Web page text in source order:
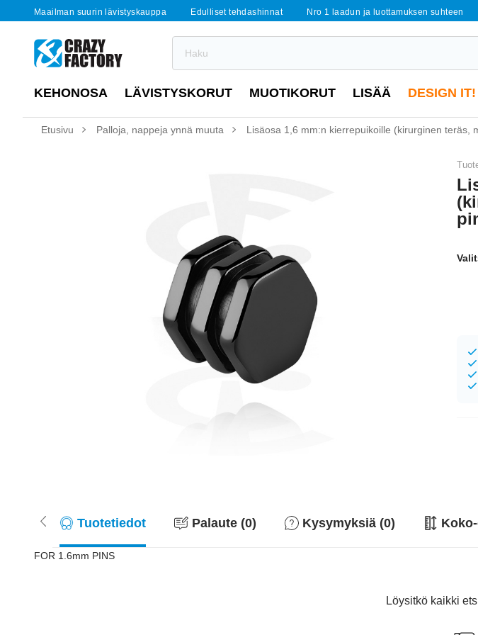
Maailman suurin lävistyskauppa Edulliset tehdashinnat Nro 1 laadun ja luottamuksen suhteen
KEHONOSA LÄVISTYSKORUT MUOTIKORUT LISÄÄ DESIGN IT!
Etusivu Palloja, nappeja ynnä muuta Lisäosa 1,6 mm:n kierrepuikoille (kirurginen teräs,
Tuotetiedot Palaute (0) Kysymyksiä (0)
FOR 1.6mm PINS
Löysitkö kaikki